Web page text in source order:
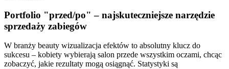
Portfolio "przed/po" – najskuteczniejsze narzędzie
sprzedaży zabiegów
W branży beauty wizualizacja efektów to absolutny klucz do
sukcesu – kobiety wybierają salon przede wszystkim oczami, chcąc
zobaczyć, jakie rezultaty mogą osiągnąć. Statystyki są